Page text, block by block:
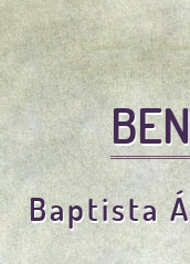
Baptista